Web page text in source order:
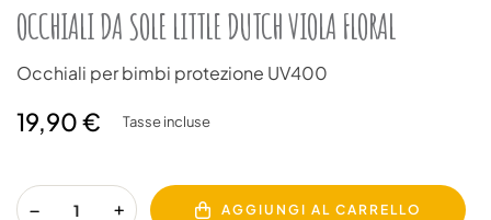
OCCHIALI DA SOLE LITTLE DUTCH VIOLA FLORAL
Occhiali per bimbi protezione UV400
19,90 € Tasse incluse
AGGIUNGI AL CARRELLO